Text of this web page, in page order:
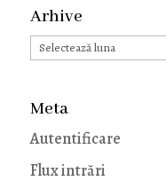
Arhive
Arhive
Meta
Autentificare
Flux intrări